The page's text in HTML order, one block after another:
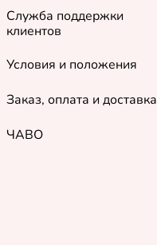
Служба поддержки
клиентов
Условия и положения
Заказ, оплата и доставка
ЧАВО